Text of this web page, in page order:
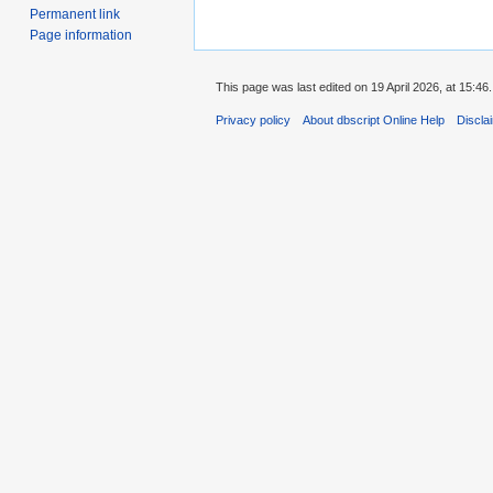
Permanent link
Page information
This page was last edited on 19 April 2026, at 15:46.
Privacy policy About dbscript Online Help